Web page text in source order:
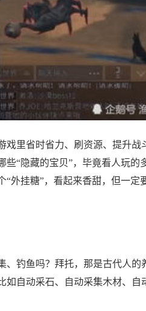
里省时省力、刷资源、提升战
些“隐藏的宝贝”，毕竟看人玩
外挂糖”，看起来香甜，但一定
、钓鱼吗？拜托，那是古代人
自动采石、自动采集木材、自